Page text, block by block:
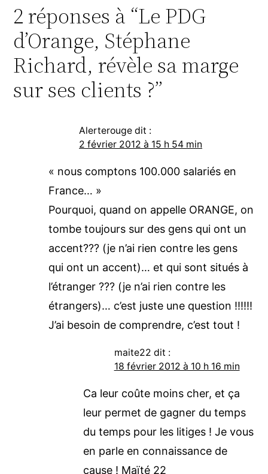
2 réponses à “Le PDG
d’Orange, Stéphane
Richard, révèle sa marge
sur ses clients ?”
Alerterouge dit :
2 février 2012 à 15 h 54 min
« nous comptons 100.000 salariés en
France… »
Pourquoi, quand on appelle ORANGE, on
tombe toujours sur des gens qui ont un
accent??? (je n’ai rien contre les gens
qui ont un accent)… et qui sont situés à
l’étranger ??? (je n’ai rien contre les
étrangers)… c’est juste une question !!!!!!
J’ai besoin de comprendre, c’est tout !
maite22 dit :
18 février 2012 à 10 h 16 min
Ca leur coûte moins cher, et ça
leur permet de gagner du temps
du temps pour les litiges ! Je vous
en parle en connaissance de
cause ! Maïté 22